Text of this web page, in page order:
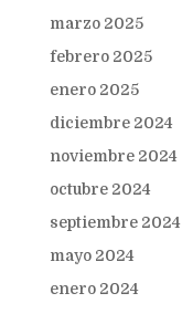
marzo 2025
febrero 2025
enero 2025
diciembre 2024
noviembre 2024
octubre 2024
septiembre 2024
mayo 2024
enero 2024